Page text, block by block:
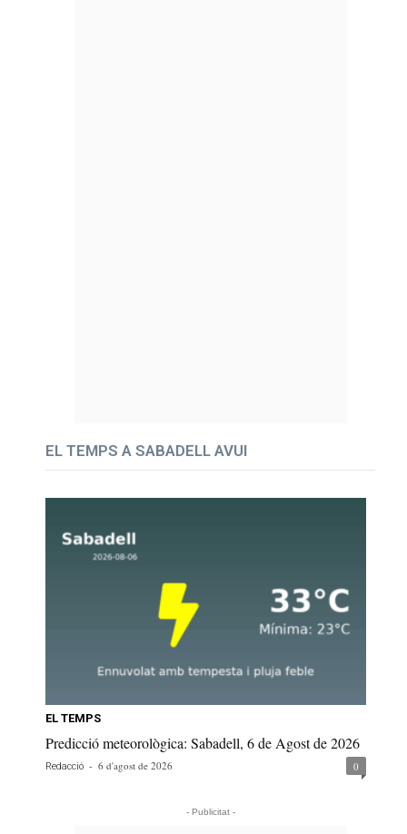
EL TEMPS A SABADELL AVUI
EL TEMPS
Predicció meteorològica: Sabadell, 6 de Agost de 2026
Redacció - 6 d'agost de 2026 0
- Publicitat -